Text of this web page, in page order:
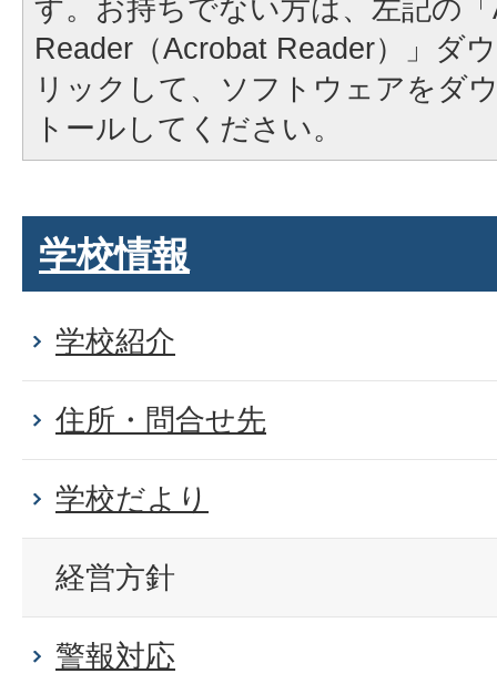
す。お持ちでない方は、左記の
Reader（Acrobat Reader）」ダ
リックして、ソフトウェアをダ
トールしてください。
学校情報
学校紹介
住所・問合せ先
学校だより
経営方針
警報対応